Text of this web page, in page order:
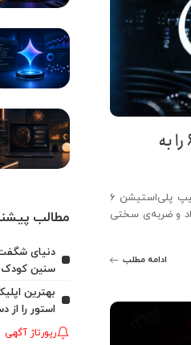
اینتل چگونه قرارداد پلی‌استیشن ۶ را به
اینتل در رقابت با ای‌ام‌دی برای طراحی و تولید چیپ پلی‌استیشن ۶
و ضربه‌ی سختی
ادامه مطلب
مطالب
دنیای
سنین کودک
بهترین
استور را
رپورتاژ آگهی